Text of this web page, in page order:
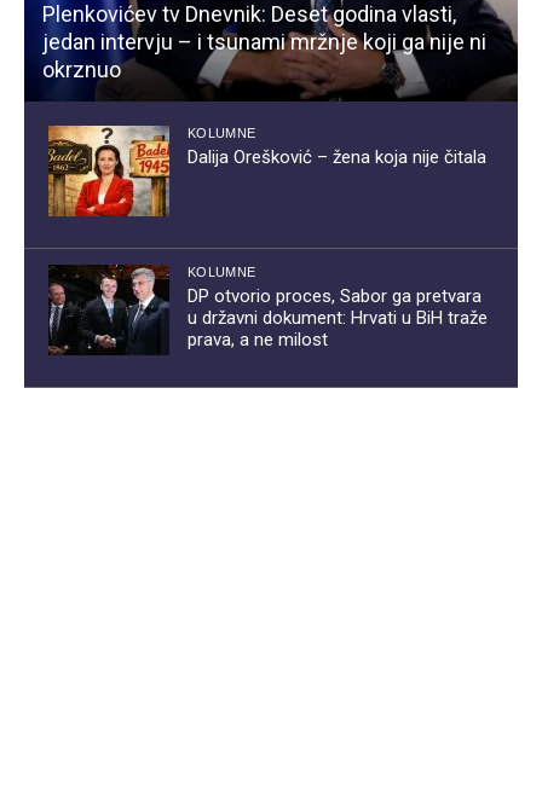
Plenkovićev tv Dnevnik: Deset godina vlasti,
jedan intervju – i tsunami mržnje koji ga nije ni
okrznuo
KOLUMNE
Dalija Orešković – žena koja nije čitala
KOLUMNE
DP otvorio proces, Sabor ga pretvara
u državni dokument: Hrvati u BiH traže
prava, a ne milost